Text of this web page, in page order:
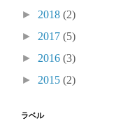
► 2018 (2)
► 2017 (5)
► 2016 (3)
► 2015 (2)
ラベル